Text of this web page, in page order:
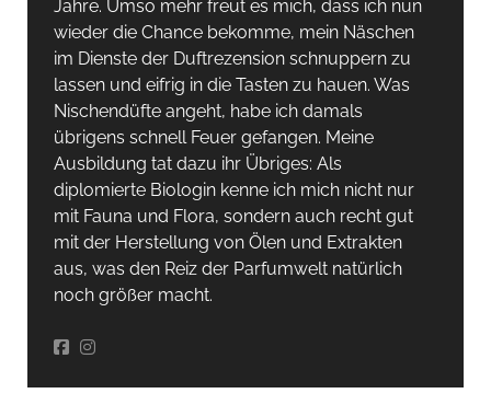
Jahre. Umso mehr freut es mich, dass ich nun
wieder die Chance bekomme, mein Näschen
im Dienste der Duftrezension schnuppern zu
lassen und eifrig in die Tasten zu hauen. Was
Nischendüfte angeht, habe ich damals
übrigens schnell Feuer gefangen. Meine
Ausbildung tat dazu ihr Übriges: Als
diplomierte Biologin kenne ich mich nicht nur
mit Fauna und Flora, sondern auch recht gut
mit der Herstellung von Ölen und Extrakten
aus, was den Reiz der Parfumwelt natürlich
noch größer macht.